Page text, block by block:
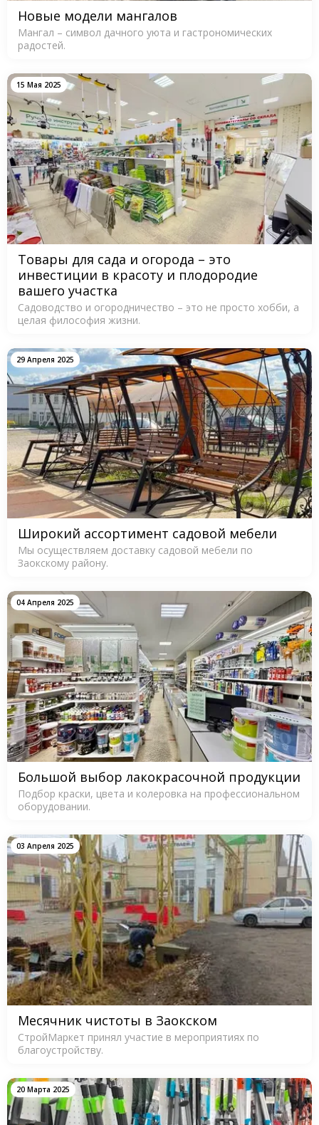
Новые модели мангалов
Мангал – символ дачного уюта и гастрономических
радостей.
15 Мая 2025
Товары для сада и огорода – это
инвестиции в красоту и плодородие
вашего участка
Садоводство и огородничество – это не просто хобби, а
целая философия жизни.
29 Апреля 2025
Широкий ассортимент садовой мебели
Мы осуществляем доставку садовой мебели по
Заокскому району.
04 Апреля 2025
Большой выбор лакокрасочной продукции
Подбор краски, цвета и колеровка на профессиональном
оборудовании.
03 Апреля 2025
Месячник чистоты в Заокском
СтройМаркет принял участие в мероприятиях по
благоустройству.
20 Марта 2025